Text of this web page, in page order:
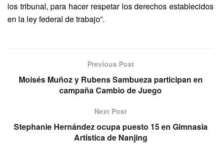
los tribunal, para hacer respetar los derechos establecidos
en la ley federal detrabajo”.
Previous Post
Moisés Muñoz y Rubens Sambueza participan en
campaña Cambio de Juego
Next Post
Stephanie Hernández ocupa puesto 15 en Gimnasia
Artística de Nanjing